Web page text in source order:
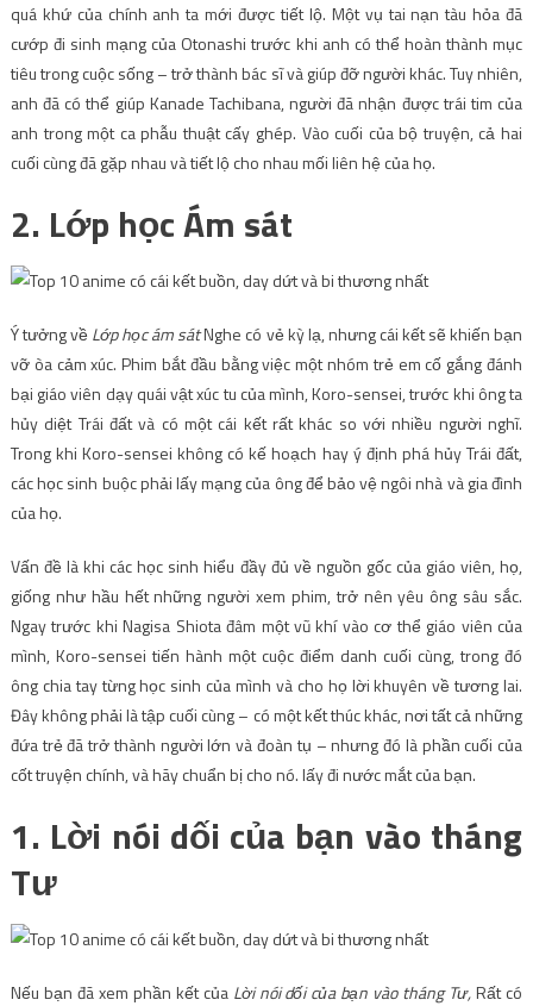
quá khứ của chính anh ta mới được tiết lộ. Một vụ tai nạn tàu hỏa đã
cướp đi sinh mạng của Otonashi trước khi anh có thể hoàn thành mục
tiêu trong cuộc sống – trở thành bác sĩ và giúp đỡ người khác. Tuy nhiên,
anh đã có thể giúp Kanade Tachibana, người đã nhận được trái tim của
anh trong một ca phẫu thuật cấy ghép. Vào cuối của bộ truyện, cả hai
cuối cùng đã gặp nhau và tiết lộ cho nhau mối liên hệ của họ.
2. Lớp học Ám sát
Ý tưởng vềLớp học ám sátNghe có vẻ kỳ lạ, nhưng cái kết sẽ khiến bạn
vỡ òa cảm xúc. Phim bắt đầu bằng việc một nhóm trẻ em cố gắng đánh
bại giáo viên dạy quái vật xúc tu của mình, Koro-sensei, trước khi ông ta
hủy diệt Trái đất và có một cái kết rất khác so với nhiều người nghĩ.
Trong khi Koro-sensei không có kế hoạch hay ý định phá hủy Trái đất,
các học sinh buộc phải lấy mạng của ông để bảo vệ ngôi nhà và gia đình
của họ.
Vấn đề là khi các học sinh hiểu đầy đủ về nguồn gốc của giáo viên, họ,
giống như hầu hết những người xem phim, trở nên yêu ông sâu sắc.
Ngay trước khi Nagisa Shiota đâm một vũ khí vào cơ thể giáo viên của
mình, Koro-sensei tiến hành một cuộc điểm danh cuối cùng, trong đó
ông chia tay từng học sinh của mình và cho họ lời khuyên về tương lai.
Đây không phải là tập cuối cùng – có một kết thúc khác, nơi tất cả những
đứa trẻ đã trở thành người lớn và đoàn tụ – nhưng đó là phần cuối của
cốt truyện chính, và hãy chuẩn bị cho nó. lấy đi nước mắt của bạn.
1. Lời nói dối của bạn vào tháng
Tư
Nếu bạn đã xem phần kết của Lời nói dối của bạn vào tháng Tư,Rất có